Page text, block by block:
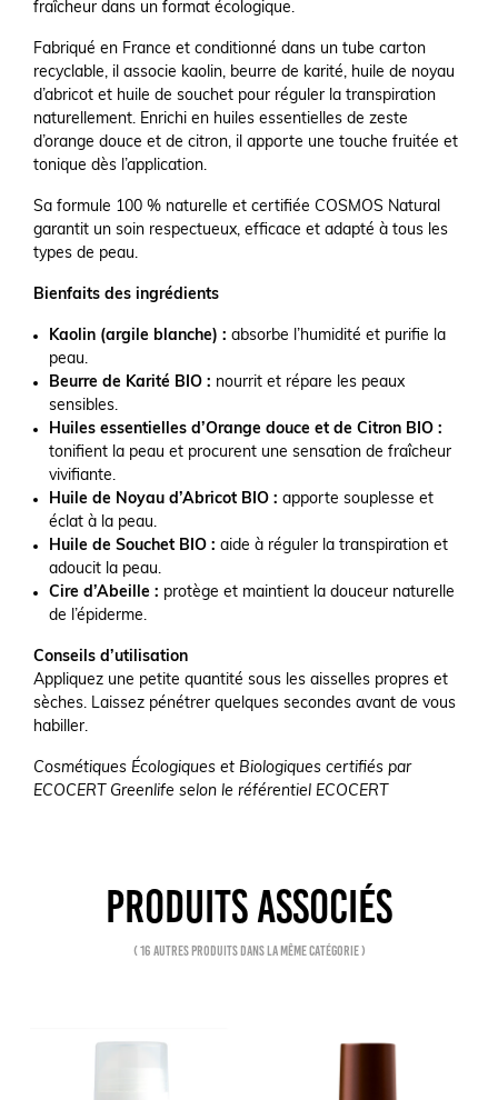
fraîcheur dans un format écologique.
Fabriqué en France et conditionné dans un tube carton
recyclable, il associe kaolin, beurre de karité, huile de noyau
d’abricot et huile de souchet pour réguler la transpiration
naturellement. Enrichi en huiles essentielles de zeste
d’orange douce et de citron, il apporte une touche fruitée et
tonique dès l’application.
Sa formule 100 % naturelle et certifiée COSMOS Natural
garantit un soin respectueux, efficace et adapté à tous les
types de peau.
Bienfaits des ingrédients
Kaolin (argile blanche) : absorbe l’humidité et purifie la
peau.
Beurre de Karité BIO : nourrit et répare les peaux
sensibles.
Huiles essentielles d’Orange douce et de Citron BIO :
tonifient la peau et procurent une sensation de fraîcheur
vivifiante.
Huile de Noyau d’Abricot BIO : apporte souplesse et
éclat à la peau.
Huile de Souchet BIO : aide à réguler la transpiration et
adoucit la peau.
Cire d’Abeille : protège et maintient la douceur naturelle
de l’épiderme.
Conseils d’utilisation
Appliquez une petite quantité sous les aisselles propres et
sèches. Laissez pénétrer quelques secondes avant de vous
habiller.
Cosmétiques Écologiques et Biologiques certifiés par
ECOCERT Greenlife selon le référentiel ECOCERT
PRODUITS ASSOCIÉS
( 16 autres produits dans la même catégorie )